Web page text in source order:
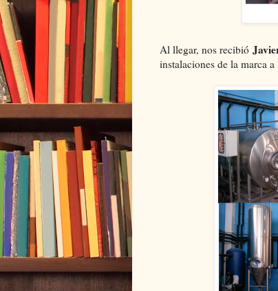
Al llegar, nos recibió
instalaciones de la marca